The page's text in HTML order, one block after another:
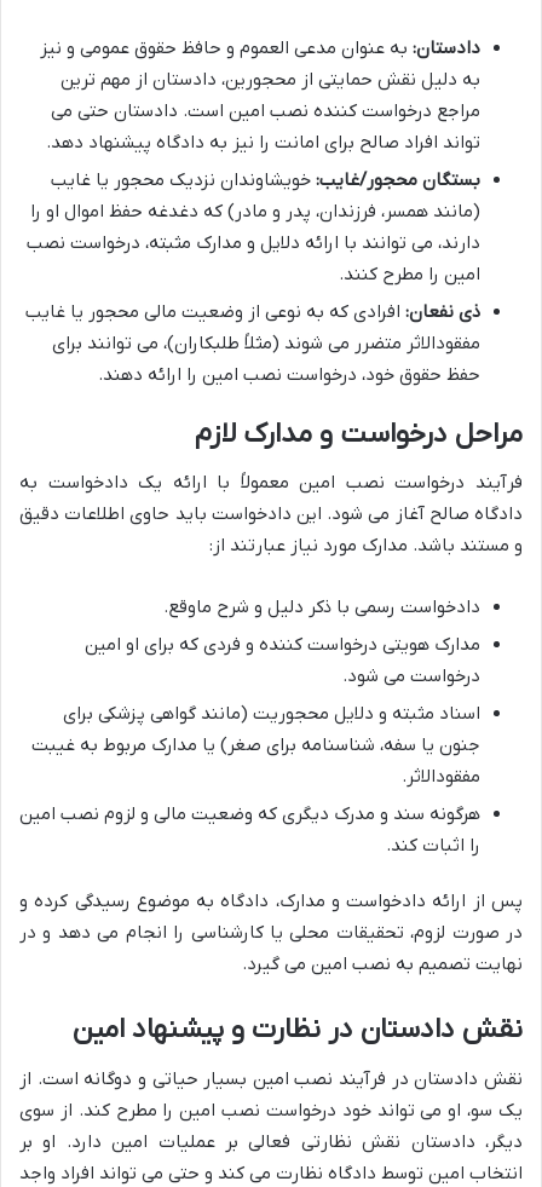
دادستان: به عنوان مدعی العموم و حافظ حقوق عمومی و نیز
به دلیل نقش حمایتی از محجورین، دادستان از مهم ترین
مراجع درخواست کننده نصب امین است. دادستان حتی می
تواند افراد صالح برای امانت را نیز به دادگاه پیشنهاد دهد.
بستگان محجور/غایب: خویشاوندان نزدیک محجور یا غایب
(مانند همسر، فرزندان، پدر و مادر) که دغدغه حفظ اموال او را
دارند، می توانند با ارائه دلایل و مدارک مثبته، درخواست نصب
امین را مطرح کنند.
ذی نفعان: افرادی که به نوعی از وضعیت مالی محجور یا غایب
مفقودالاثر متضرر می شوند (مثلاً طلبکاران)، می توانند برای
حفظ حقوق خود، درخواست نصب امین را ارائه دهند.
مراحل درخواست و مدارک لازم
فرآیند درخواست نصب امین معمولاً با ارائه یک دادخواست به
دادگاه صالح آغاز می شود. این دادخواست باید حاوی اطلاعات دقیق
و مستند باشد. مدارک مورد نیاز عبارتند از:
دادخواست رسمی با ذکر دلیل و شرح ماوقع.
مدارک هویتی درخواست کننده و فردی که برای او امین
درخواست می شود.
اسناد مثبته و دلایل محجوریت (مانند گواهی پزشکی برای
جنون یا سفه، شناسنامه برای صغر) یا مدارک مربوط به غیبت
مفقودالاثر.
هرگونه سند و مدرک دیگری که وضعیت مالی و لزوم نصب امین
را اثبات کند.
پس از ارائه دادخواست و مدارک، دادگاه به موضوع رسیدگی کرده و
در صورت لزوم، تحقیقات محلی یا کارشناسی را انجام می دهد و در
نهایت تصمیم به نصب امین می گیرد.
نقش دادستان در نظارت و پیشنهاد امین
نقش دادستان در فرآیند نصب امین بسیار حیاتی و دوگانه است. از
یک سو، او می تواند خود درخواست نصب امین را مطرح کند. از سوی
دیگر، دادستان نقش نظارتی فعالی بر عملیات امین دارد. او بر
انتخاب امین توسط دادگاه نظارت می کند و حتی می تواند افراد واجد